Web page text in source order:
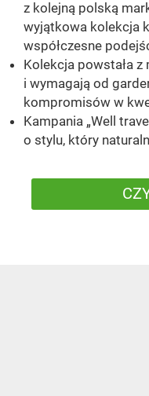
z kolejną polską
wyjątkowa kolekcja
współczesne
Kolekcja powstała
i wymagają od
kompromisów w
Kampania „Well
o stylu, który